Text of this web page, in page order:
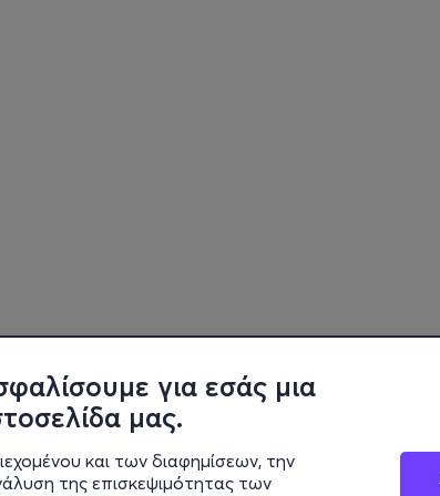
για εσάς μια
μας.
και των διαφημίσεων, την
της επισκεψιμότητας των